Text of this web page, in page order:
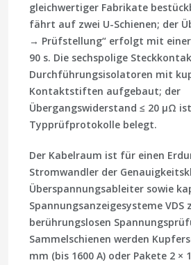
gleichwertiger Fabrikate
fährt auf zwei U-Schienen; der
→ Prüfstellung“ erfolgt mit
90 s. Die sechspolige
Durchführungsisolatoren mit
Kontaktstiften aufgebaut; der
Übergangswiderstand ≤ 20 µΩ
Typprüfprotokolle belegt.
Der Kabelraum ist für einen
Stromwandler der
Überspannungsableiter sowie
Spannungsanzeigesysteme VDS
berührungslosen
Sammelschienen werden
mm (bis 1600 A) oder Pakete 2 ×